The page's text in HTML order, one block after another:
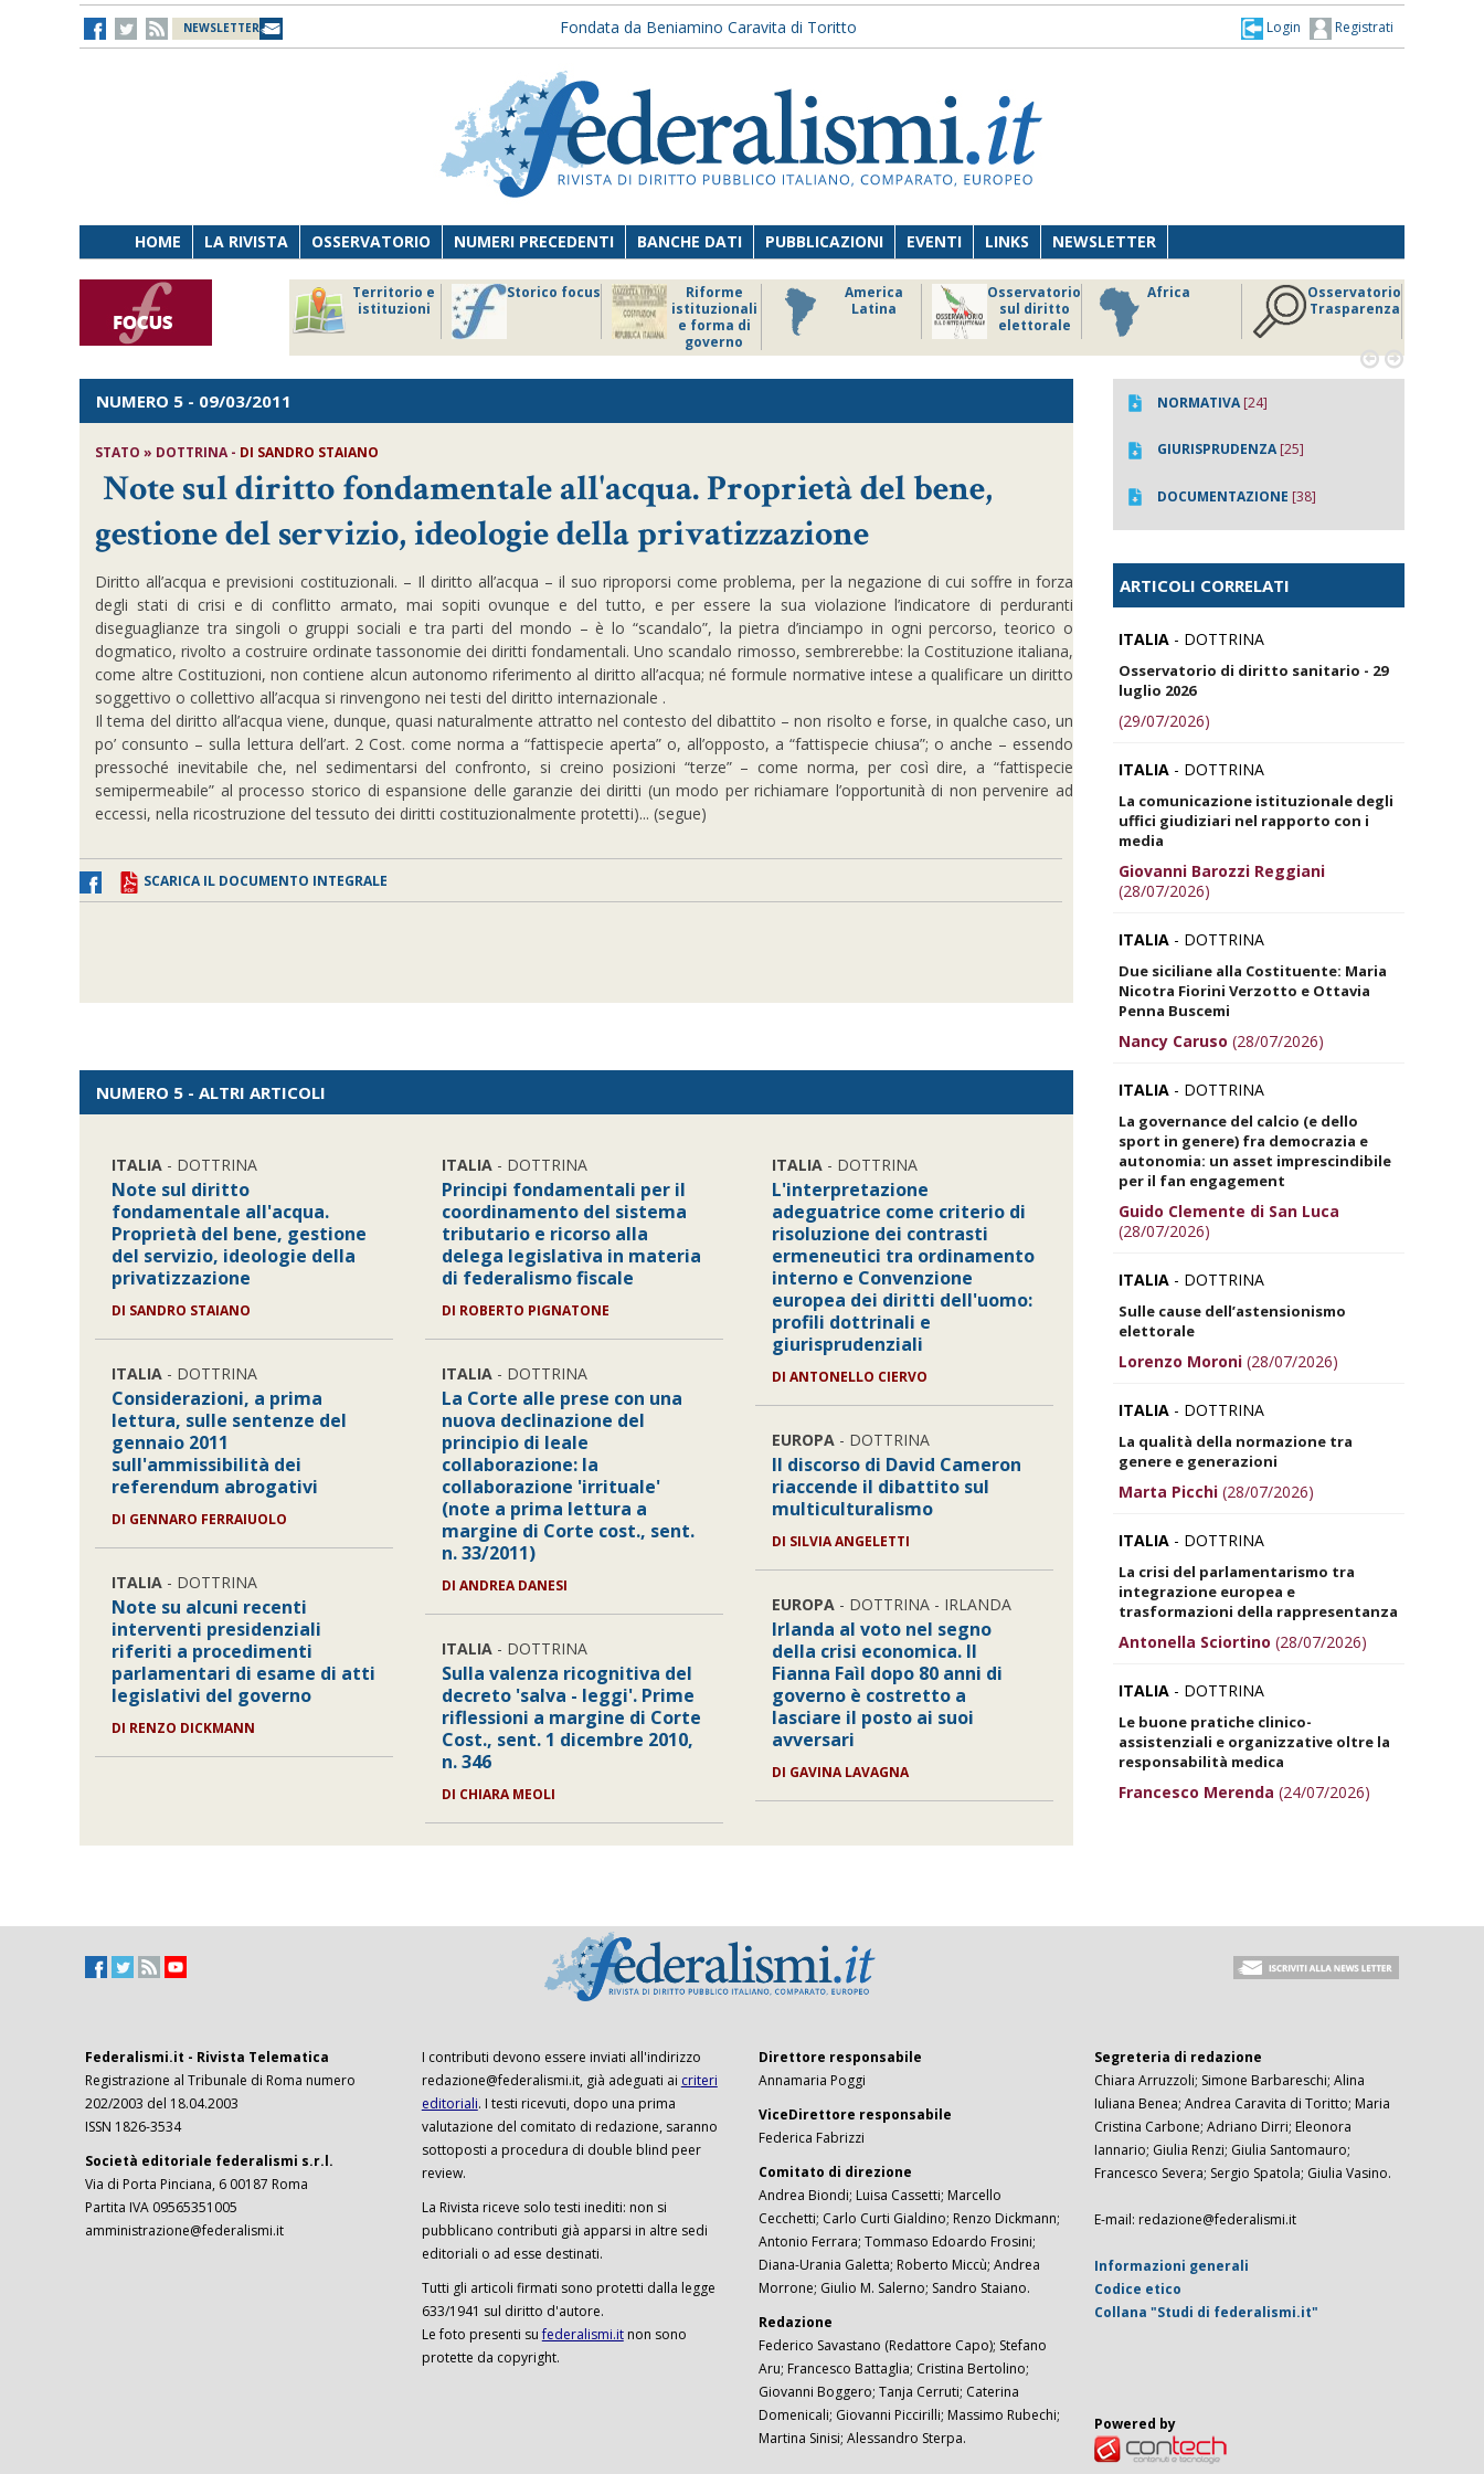
NEWSLETTER Fondata da Beniamino Caravita di Toritto Registrati
Login
HOME LA RIVISTA OSSERVATORIO NUMERI PRECEDENTI BANCHE DATI PUBBLICAZIONI EVENTI LINKS NEWSLETTER
Territorio e
istituzioni
Storico focus
Riforme
istituzionali
e forma di
governo
America
Latina
Osservatorio
sul diritto
elettorale
Africa
Osservatorio
Trasparenza
 
NUMERO 5 - 09/03/2011
STATO » DOTTRINA - DI SANDRO STAIANO
Note sul diritto fondamentale all'acqua. Proprietà del bene,
gestione del servizio, ideologie della privatizzazione
Diritto all’acqua e previsioni costituzionali. – Il diritto all’acqua – il suo riproporsi come problema, per la negazione di cui soffre in forza
degli stati di crisi e di conflitto armato, mai sopiti ovunque e del tutto, e per essere la sua violazione l’indicatore di perduranti
diseguaglianze tra singoli o gruppi sociali e tra parti del mondo – è lo “scandalo”, la pietra d’inciampo in ogni percorso, teorico o
dogmatico, rivolto a costruire ordinate tassonomie dei diritti fondamentali. Uno scandalo rimosso, sembrerebbe: la Costituzione italiana,
come altre Costituzioni, non contiene alcun autonomo riferimento al diritto all’acqua; né formule normative intese a qualificare un diritto
soggettivo o collettivo all’acqua si rinvengono nei testi del diritto internazionale .
Il tema del diritto all’acqua viene, dunque, quasi naturalmente attratto nel contesto del dibattito – non risolto e forse, in qualche caso, un
po’ consunto – sulla lettura dell’art. 2 Cost. come norma a “fattispecie aperta” o, all’opposto, a “fattispecie chiusa”; o anche – essendo
pressoché inevitabile che, nel sedimentarsi del confronto, si creino posizioni “terze” – come norma, per così dire, a “fattispecie
semipermeabile” al processo storico di espansione delle garanzie dei diritti (un modo per richiamare l’opportunità di non pervenire ad
eccessi, nella ricostruzione del tessuto dei diritti costituzionalmente protetti)... (segue)
SCARICA IL DOCUMENTO INTEGRALE
NUMERO 5 - ALTRI ARTICOLI
ITALIA - DOTTRINA
Note sul diritto
fondamentale all'acqua.
Proprietà del bene, gestione
del servizio, ideologie della
privatizzazione
DI SANDRO STAIANO
ITALIA - DOTTRINA
Considerazioni, a prima
lettura, sulle sentenze del
gennaio 2011
sull'ammissibilità dei
referendum abrogativi
DI GENNARO FERRAIUOLO
ITALIA - DOTTRINA
Note su alcuni recenti
interventi presidenziali
riferiti a procedimenti
parlamentari di esame di atti
legislativi del governo
DI RENZO DICKMANN
ITALIA - DOTTRINA
Principi fondamentali per il
coordinamento del sistema
tributario e ricorso alla
delega legislativa in materia
di federalismo fiscale
DI ROBERTO PIGNATONE
ITALIA - DOTTRINA
La Corte alle prese con una
nuova declinazione del
principio di leale
collaborazione: la
collaborazione 'irrituale'
(note a prima lettura a
margine di Corte cost., sent.
n. 33/2011)
DI ANDREA DANESI
ITALIA - DOTTRINA
Sulla valenza ricognitiva del
decreto 'salva - leggi'. Prime
riflessioni a margine di Corte
Cost., sent. 1 dicembre 2010,
n. 346
DI CHIARA MEOLI
ITALIA- DOTTRINA
L'interpretazione
adeguatrice come criterio di
risoluzione dei contrasti
ermeneutici tra ordinamento
interno e Convenzione
europea dei diritti dell'uomo:
profili dottrinali e
giurisprudenziali
DI ANTONELLO CIERVO
EUROPA- DOTTRINA
Il discorso di David Cameron
riaccende il dibattito sul
multiculturalismo
DI SILVIA ANGELETTI
EUROPA- DOTTRINA - IRLANDA
Irlanda al voto nel segno
della crisi economica. Il
Fianna Faìl dopo 80 anni di
governo è costretto a
lasciare il posto ai suoi
avversari
DI GAVINA LAVAGNA
NORMATIVA[24]
GIURISPRUDENZA[25]
DOCUMENTAZIONE [38]
ARTICOLI CORRELATI
ITALIA - DOTTRINA
Osservatorio di diritto sanitario - 29
luglio 2026
(29/07/2026)
ITALIA - DOTTRINA
La comunicazione istituzionale degli
uffici giudiziari nel rapporto con i
media
Giovanni Barozzi Reggiani
(28/07/2026)
ITALIA - DOTTRINA
Due siciliane alla Costituente: Maria
Nicotra Fiorini Verzotto e Ottavia
Penna Buscemi
Nancy Caruso (28/07/2026)
ITALIA - DOTTRINA
La governance del calcio (e dello
sport in genere) fra democrazia e
autonomia: un asset imprescindibile
per il fan engagement
Guido Clemente di San Luca
(28/07/2026)
ITALIA - DOTTRINA
Sulle cause dell’astensionismo
elettorale
Lorenzo Moroni (28/07/2026)
ITALIA - DOTTRINA
La qualità della normazione tra
genere e generazioni
Marta Picchi (28/07/2026)
ITALIA - DOTTRINA
La crisi del parlamentarismo tra
integrazione europea e
trasformazioni della rappresentanza
Antonella Sciortino (28/07/2026)
ITALIA - DOTTRINA
Le buone pratiche clinico-
assistenziali e organizzative oltre la
responsabilità medica
Francesco Merenda (24/07/2026)
Federalismi.it - Rivista Telematica
Registrazione al Tribunale di Roma numero
202/2003 del 18.04.2003
ISSN 1826-3534
Società editoriale federalismi s.r.l.
Via di Porta Pinciana, 6 00187 Roma
Partita IVA 09565351005
amministrazione@federalismi.it
I contributi devono essere inviati all'indirizzo
redazione@federalismi.it, già adeguati ai criteri
editoriali. I testi ricevuti, dopo una prima
valutazione del comitato di redazione, saranno
sottoposti a procedura di double blind peer
review.
La Rivista riceve solo testi inediti: non si
pubblicano contributi già apparsi in altre sedi
editoriali o ad esse destinati.
Tutti gli articoli firmati sono protetti dalla legge
633/1941 sul diritto d'autore.
Le foto presenti sufederalismi.itnon sono
protette da copyright.
Direttore responsabile
Annamaria Poggi
ViceDirettore responsabile
Federica Fabrizzi
Comitato di direzione
Andrea Biondi; Luisa Cassetti; Marcello
Cecchetti; Carlo Curti Gialdino; Renzo Dickmann;
Antonio Ferrara; Tommaso Edoardo Frosini;
Diana-Urania Galetta; Roberto Miccù; Andrea
Morrone; Giulio M. Salerno; Sandro Staiano.
Redazione
Federico Savastano (Redattore Capo); Stefano
Aru; Francesco Battaglia; Cristina Bertolino;
Giovanni Boggero; Tanja Cerruti; Caterina
Domenicali; Giovanni Piccirilli; Massimo Rubechi;
Martina Sinisi; Alessandro Sterpa.
Segreteria di redazione
Chiara Arruzzoli; Simone Barbareschi; Alina
Iuliana Benea; Andrea Caravita di Toritto; Maria
Cristina Carbone; Adriano Dirri; Eleonora
Iannario; Giulia Renzi; Giulia Santomauro;
Francesco Severa; Sergio Spatola; Giulia Vasino.
E-mail: redazione@federalismi.it
Informazioni generali
Codice etico
Collana "Studi di federalismi.it"
Powered by